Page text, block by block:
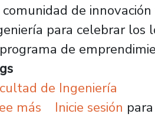
comunidad de
para celebrar los
de
de Ingeniería
más sobre Plantel
Inicie sesión